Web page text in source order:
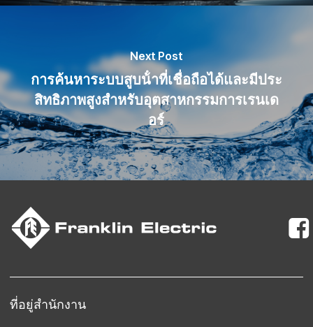
Next Post
การค้นหาระบบสูบน้ําที่เชื่อถือได้และมีประ
สิทธิภาพสูงสําหรับอุตสาหกรรมการเรนเด
อร์
ที่อยู่สํานักงาน